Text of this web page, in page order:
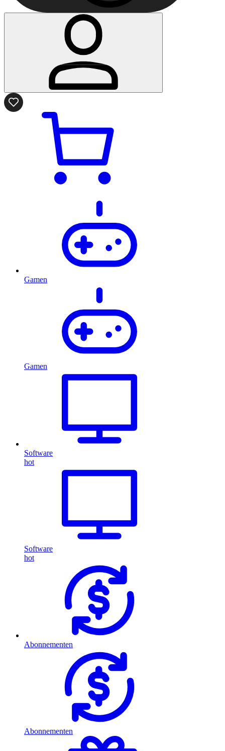
Gamen
Gamen
Software
hot
Software
hot
Abonnementen
Abonnementen